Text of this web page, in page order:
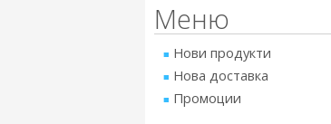
Меню
Нови продукти
Нова доставка
Промоции